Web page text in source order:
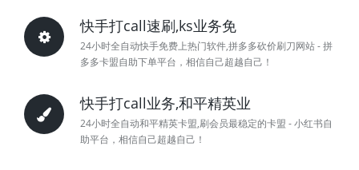
快手打call速刷,ks业务免
24小时全自动快手免费上热门软件,拼多多砍价刷刀网站 - 拼
多多卡盟自助下单平台，相信自己超越自己！
快手打call业务,和平精英业
24小时全自动和平精英卡盟,刷会员最稳定的卡盟 - 小红书自
助平台，相信自己超越自己！